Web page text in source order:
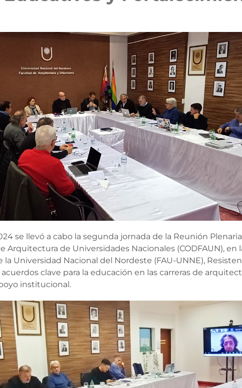
se llevó a cabo la segunda jornada de la Reunión
Arquitectura de Universidades Nacionales (CODFAUN), en
Universidad Nacional del Nordeste (FAU-UNNE),
clave para la educación en las carreras de
institucional.